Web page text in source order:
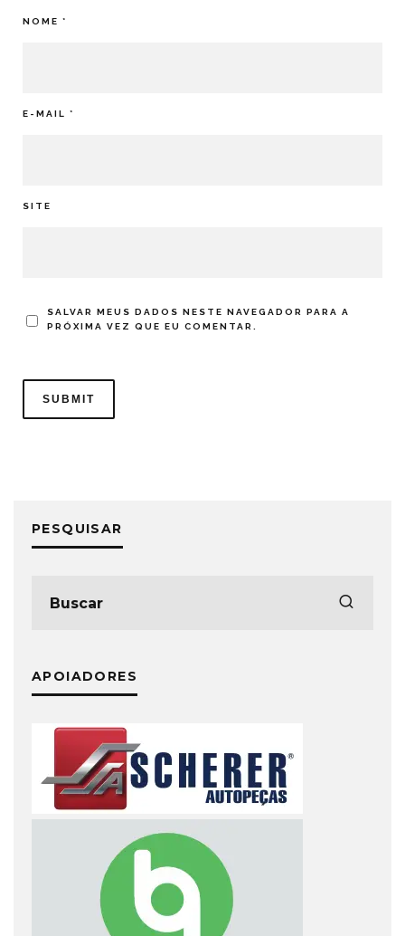
NOME *
E-MAIL *
SITE
SALVAR MEUS DADOS NESTE NAVEGADOR PARA A
PRÓXIMA VEZ QUE EU COMENTAR.
PESQUISAR
APOIADORES